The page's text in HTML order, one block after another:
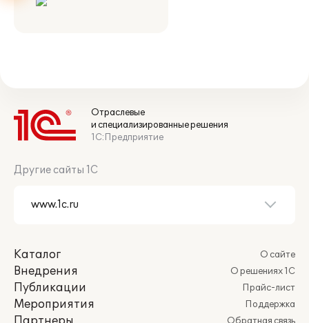
Отраслевые
и специализированные решения
1С:Предприятие
Другие сайты 1С
Каталог
Внедрения
Публикации
Мероприятия
О сайте
О решениях 1С
Прайс-лист
Поддержка